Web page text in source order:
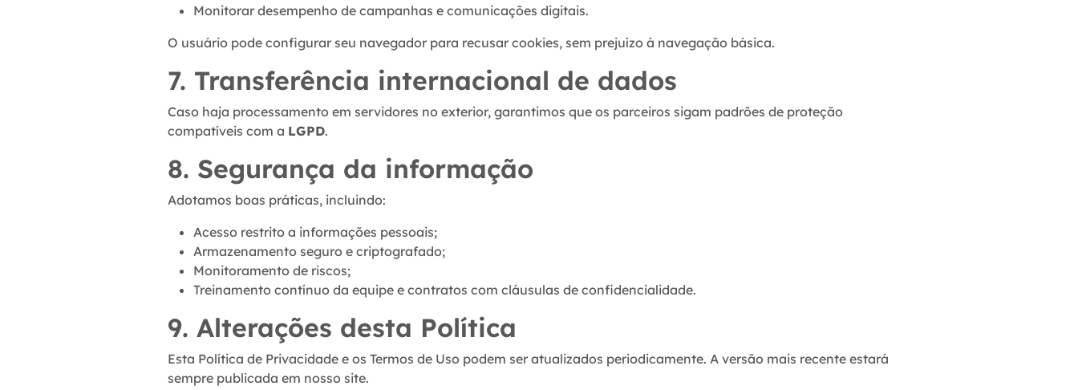
Monitorar desempenho de campanhas e comunicações digitais.
O usuário pode configurar seu navegador para recusar cookies, sem prejuízo à navegação básica.
7. Transferência internacional de dados
Caso haja processamento em servidores no exterior, garantimos que os parceiros sigam padrões de proteção
compatíveis com a LGPD.
8. Segurança da informação
Adotamos boas práticas, incluindo:
Acesso restrito a informações pessoais;
Armazenamento seguro e criptografado;
Monitoramento de riscos;
Treinamento contínuo da equipe e contratos com cláusulas de confidencialidade.
9. Alterações desta Política
Esta Política de Privacidade e os Termos de Uso podem ser atualizados periodicamente. A versão mais recente estará
sempre publicada em nosso site.